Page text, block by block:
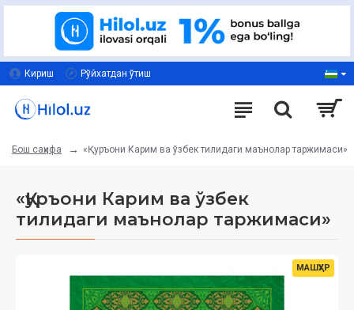
Кириш Рўйхатдан ўтиш
Бош саҳифа «Қуръони Карим ва ўзбек тилидаги маънолар таржимаси»
«Қуръони Карим ва ўзбек
тилидаги маънолар таржимаси»
МАШҲУР